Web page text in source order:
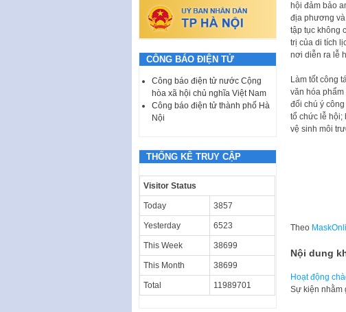
hội đảm bảo
địa phương
tập tục không
trị của di tích
nơi diễn ra lễ
Làm tốt công
văn hóa phẩm
đối chú ý
tổ chức lễ hội;
vệ sinh môi
Theo
Nội dung
Hoạt động
Sự kiện nhằm
CÔNG BÁO ĐIỆN TỬ
Công báo điện tử nước Cộng
hòa xã hội chủ nghĩa Việt Nam
Công báo điện tử thành phố Hà
Nội
THỐNG KÊ TRUY CẬP
Visitor Status
Today 3857
Yesterday 6523
This Week 38699
This Month 38699
Total 11989701